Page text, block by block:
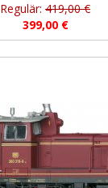
Regulär: 419,00 €
399,00 €